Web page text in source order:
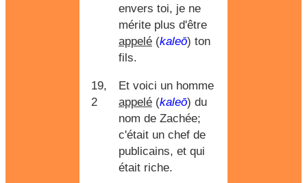
envers toi, je ne
mérite plus d'être
appelé (kaleō) ton
fils.
19,
2
Et voici un homme
appelé (kaleō) du
nom de Zachée;
c'était un chef de
publicains, et qui
était riche.